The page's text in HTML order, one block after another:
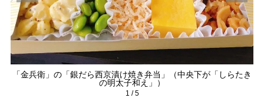
「金兵衛」の「銀だら西京漬け焼き弁当」（中央下が「しらたき
の明太子和え」）
1 /5